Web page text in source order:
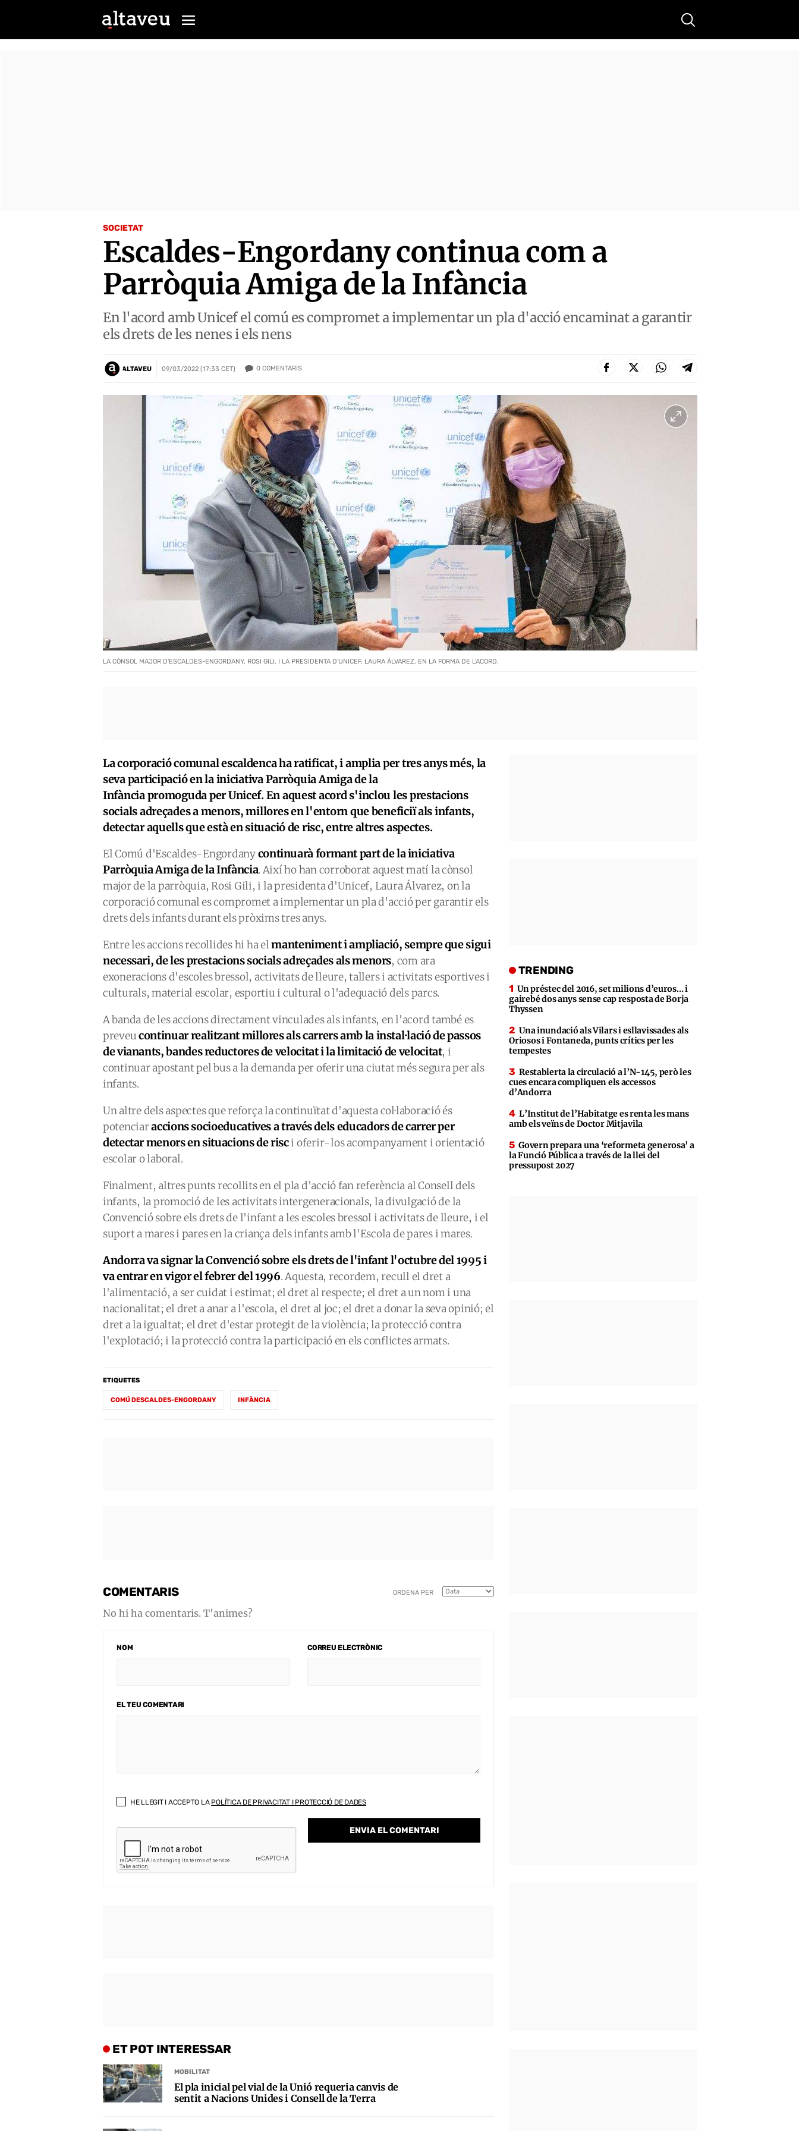
Buscar
SOCIETAT
Escaldes-Engordany continua com a
Parròquia Amiga de la Infància
En l'acord amb Unicef el comú es compromet a implementar un pla d'acció encaminat a garantir
els drets de les nenes i els nens
ALTAVEU 09/03/2022 (17:33 CET) 0 COMENTARIS
LA CÒNSOL MAJOR D'ESCALDES-ENGORDANY, ROSI GILI, I LA PRESIDENTA D'UNICEF, LAURA ÁLVAREZ, EN LA FORMA DE L'ACORD.
La corporació comunal escaldenca ha ratificat, i amplia per tres anys més, la
seva participació en la iniciativa Parròquia Amiga de la
Infància promoguda per Unicef. En aquest acord s'inclou les prestacions
socials adreçades a menors, millores en l'entorn que beneficiï als infants,
detectar aquells que està en situació de risc, entre altres aspectes.
El Comú d'Escaldes-Engordanycontinuarà formant part de la iniciativa
Parròquia Amiga de la Infància. Així ho han corroborat aquest matí la cònsol
major de la parròquia, Rosi Gili, i la presidenta d'Unicef, Laura Álvarez, on la
corporació comunal es compromet a implementar un pla d'acció per garantir els
drets dels infants durant els pròxims tres anys.
Entre les accions recollides hi ha elmanteniment i ampliació, sempre que sigui
necessari, de les prestacions socials adreçades als menors, com ara
exoneracions d'escoles bressol, activitats de lleure, tallers i activitats esportives i
culturals, material escolar, esportiu i cultural o l'adequació dels parcs.
A banda de les accions directament vinculades als infants, en l'acord també es
preveucontinuar realitzant millores als carrers amb la instal·lació de passos
de vianants, bandes reductores de velocitat i la limitació de velocitat, i
continuar apostant pel bus a la demanda per oferir una ciutat més segura per als
infants.
Un altre dels aspectes que reforça la continuïtat d'aquesta col·laboració és
potenciaraccions socioeducatives a través dels educadors de carrer per
detectar menors en situacions de risci oferir-los acompanyament i orientació
escolar o laboral.
Finalment, altres punts recollits en el pla d'acció fan referència al Consell dels
infants, la promoció de les activitats intergeneracionals, la divulgació de la
Convenció sobre els drets de l'infant a les escoles bressol i activitats de lleure, i el
suport a mares i pares en la criança dels infants amb l'Escola de pares i mares.
Andorra va signar la Convenció sobre els drets de l'infant l'octubre del 1995 i
va entrar en vigor el febrer del 1996. Aquesta, recordem, recull el dret a
l'alimentació, a ser cuidat i estimat; el dret al respecte; el dret a un nom i una
nacionalitat; el dret a anar a l'escola, el dret al joc; el dret a donar la seva opinió; el
dret a la igualtat; el dret d'estar protegit de la violència; la protecció contra
l'explotació; i la protecció contra la participació en els conflictes armats.
ETIQUETES
COMÚ DESCALDES-ENGORDANY INFÀNCIA
COMENTARIS ORDENA PER
No hi ha comentaris. T'animes?
NOM CORREU ELECTRÒNIC
EL TEU COMENTARI
HE LLEGIT I ACCEPTO LA POLÍTICA DE PRIVACITAT I PROTECCIÓ DE DADES
ET POT INTERESSAR
MOBILITAT
El pla inicial pel vial de la Unió requeria canvis de
sentit a Nacions Unides i Consell de la Terra
TRENDING
Un préstec del 2016, set milions d’euros… i
gairebé dos anys sense cap resposta de Borja
Thyssen
Una inundació als Vilars i esllavissades als
Oriosos i Fontaneda, punts crítics per les
tempestes
Restablerta la circulació a l’N-145, però les
cues encara compliquen els accessos
d’Andorra
L’Institut de l’Habitatge es renta les mans
amb els veïns de Doctor Mitjavila
Govern prepara una ‘reformeta generosa’ a
la Funció Pública a través de la llei del
pressupost 2027